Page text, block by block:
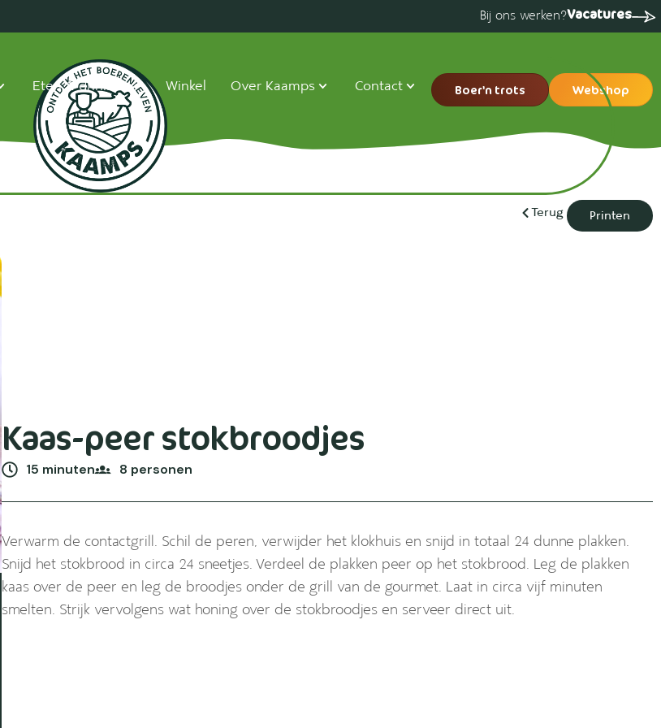
Bij ons werken?Vacatures
Eten & drinken Winkel Over Kaamps Contact Boer'n trots Webshop
Terug Printen
Kaas-peer stokbroodjes
15 minuten 8 personen
Verwarm de contactgrill. Schil de peren, verwijder het klokhuis en snijd in totaal 24 dunne plakken.
Snijd het stokbrood in circa 24 sneetjes. Verdeel de plakken peer op het stokbrood. Leg de plakken
kaas over de peer en leg de broodjes onder de grill van de gourmet. Laat in circa vijf minuten
smelten. Strijk vervolgens wat honing over de stokbroodjes en serveer direct uit.